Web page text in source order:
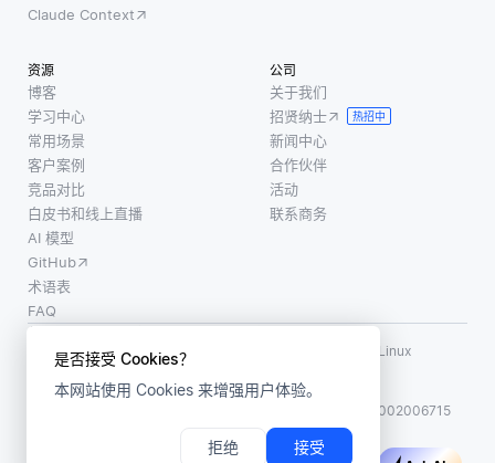
是否接受 Cookies？
本网站使用 Cookies 来增强用户体验。
拒绝 接受
Claude Context
资源
博客
学习中心
常用场景
客户案例
竞品对比
白皮书和线上直播
AI 模型
GitHub
术语表
FAQ
公司
关于我们
招贤纳士
热招中
新闻中心
合作伙伴
活动
联系商务
使用条款
LF AI、LF AI & Data、Milvus，以及相关的开源项目名称为 Linux
Foundation 所有商标
版权所有 ©2026 上海赜睿信息科技有限公司保留所有权利
沪公网安备31011002006715